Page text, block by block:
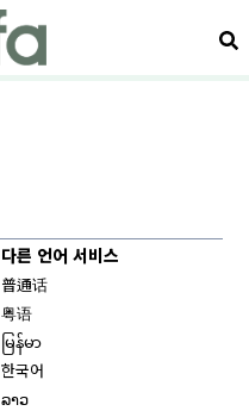
검
다른 언어 서비스
普通话
粤语
မြန်မာ
한국어
ລາວ